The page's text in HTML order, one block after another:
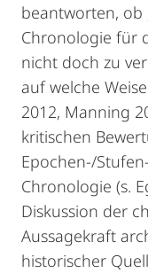
beantworten, ob
Chronologie für
nicht doch zu
auf welche
2012, Manning
kritischen
Epochen-/
Chronologie (s.
Diskussion der
Aussagekraft
historischer